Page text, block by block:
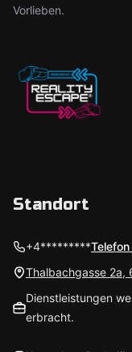
Vorlieben.
Standort
+4*********
Thalbachgasse 2a,
Dienstleistungen
erbracht.